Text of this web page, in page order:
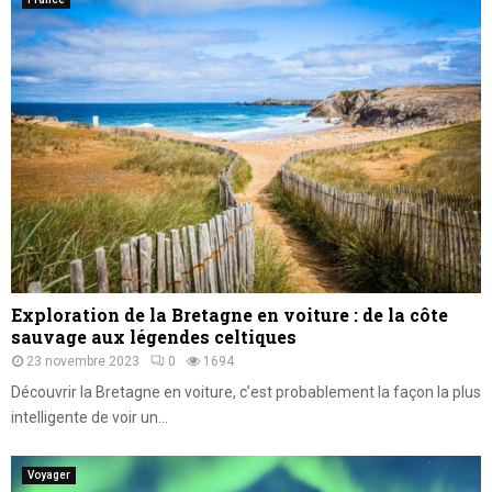
Exploration de la Bretagne en voiture : de la côte
sauvage aux légendes celtiques
23 novembre 2023 0 1694
Découvrir la Bretagne en voiture, c’est probablement la façon la plus
intelligente de voir un...
Voyager